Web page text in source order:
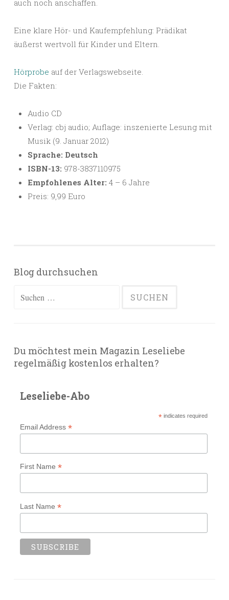
auch noch anschaffen.
Eine klare Hör- und Kaufempfehlung: Prädikat
äußerst wertvoll für Kinder und Eltern.
Hörprobe auf der Verlagswebseite.
Die Fakten:
Audio CD
Verlag: cbj audio; Auflage: inszenierte Lesung mit
Musik (9. Januar 2012)
Sprache: Deutsch
ISBN-13: 978-3837110975
Empfohlenes Alter: 4 – 6 Jahre
Preis: 9,99 Euro
Blog durchsuchen
Suchen
Du möchtest mein Magazin Leseliebe
regelmäßig kostenlos erhalten?
Leseliebe-Abo
*indicates required
Email Address *
First Name *
Last Name *